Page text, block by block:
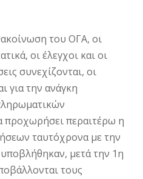
του ΟΓΑ, οι
οι έλεγχοι και οι
συνεχίζονται, οι
για την ανάγκη
προχωρήσει περαιτέρω η
ταυτόχρονα με την
μετά την 1η
τους